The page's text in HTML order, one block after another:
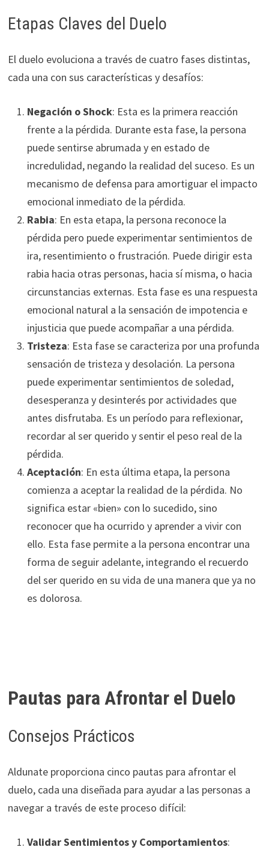
Etapas Claves del Duelo
El duelo evoluciona a través de cuatro fases distintas,
cada una con sus características y desafíos:
Negación o Shock: Esta es la primera reacción
frente a la pérdida. Durante esta fase, la persona
puede sentirse abrumada y en estado de
incredulidad, negando la realidad del suceso. Es un
mecanismo de defensa para amortiguar el impacto
emocional inmediato de la pérdida.
Rabia: En esta etapa, la persona reconoce la
pérdida pero puede experimentar sentimientos de
ira, resentimiento o frustración. Puede dirigir esta
rabia hacia otras personas, hacia sí misma, o hacia
circunstancias externas. Esta fase es una respuesta
emocional natural a la sensación de impotencia e
injusticia que puede acompañar a una pérdida.
Tristeza: Esta fase se caracteriza por una profunda
sensación de tristeza y desolación. La persona
puede experimentar sentimientos de soledad,
desesperanza y desinterés por actividades que
antes disfrutaba. Es un período para reflexionar,
recordar al ser querido y sentir el peso real de la
pérdida.
Aceptación: En esta última etapa, la persona
comienza a aceptar la realidad de la pérdida. No
significa estar «bien» con lo sucedido, sino
reconocer que ha ocurrido y aprender a vivir con
ello. Esta fase permite a la persona encontrar una
forma de seguir adelante, integrando el recuerdo
del ser querido en su vida de una manera que ya no
es dolorosa.
Pautas para Afrontar el Duelo
Consejos Prácticos
Aldunate proporciona cinco pautas para afrontar el
duelo, cada una diseñada para ayudar a las personas a
navegar a través de este proceso difícil:
Validar Sentimientos y Comportamientos: